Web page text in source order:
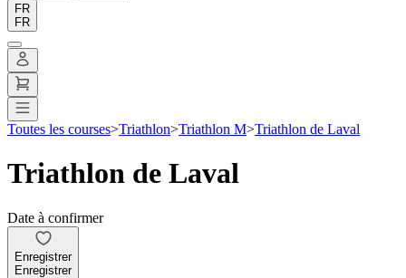
FR
FR
Toutes les courses>Triathlon>Triathlon M>Triathlon de Laval
Triathlon de Laval
Date à confirmer
Enregistrer
Enregistrer